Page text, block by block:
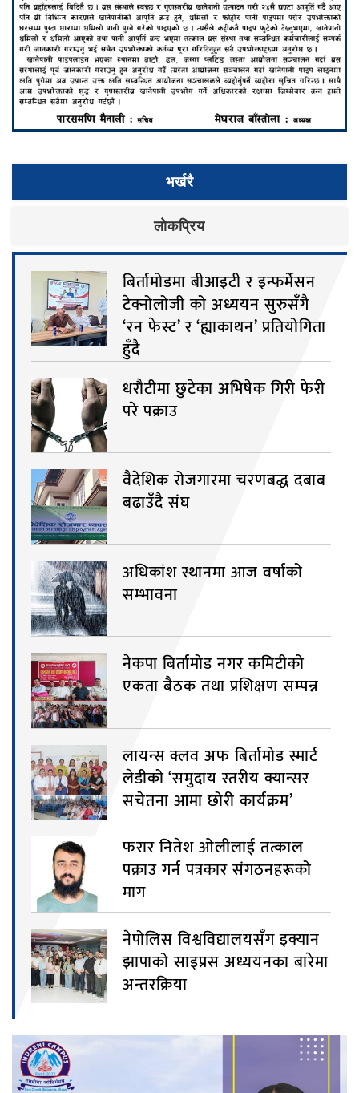
भर्खरै
लाेकप्रिय
बिर्तामोडमा बीआइटी र इन्फर्मेसन
टेक्नोलोजी को अध्ययन सुरुसँगै
‘रन फेस्ट’ र ‘ह्याकाथन’ प्रतियोगिता
हुँदै
धरौटीमा छुटेका अभिषेक गिरी फेरी
परे पक्राउ
वैदेशिक रोजगारमा चरणबद्ध दबाब
बढाउँदै संघ
अधिकांश स्थानमा आज वर्षाको
सम्भावना
नेकपा बिर्तामोड नगर कमिटीको
एकता बैठक तथा प्रशिक्षण सम्पन्न
लायन्स क्लव अफ बिर्तामोड स्मार्ट
लेडीको ‘समुदाय स्तरीय क्यान्सर
सचेतना आमा छोरी कार्यक्रम’
फरार नितेश ओलीलाई तत्काल
पक्राउ गर्न पत्रकार संगठनहरूको
माग
नेपोलिस विश्वविद्यालयसँग इक्यान
झापाको साइप्रस अध्ययनका बारेमा
अन्तरक्रिया